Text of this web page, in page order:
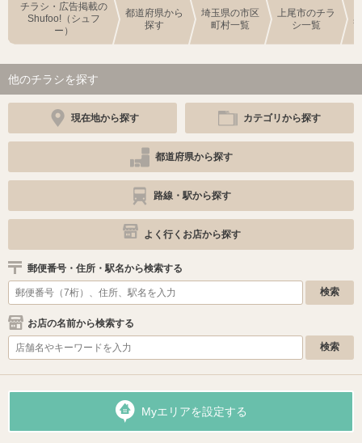
チラシ・広告掲載の
Shufoo!（シュフ
ー）
都道府県から
探す
埼玉県の市区
町村一覧
上尾市のチラ
シ一覧
他のチラシを探す
現在地から探す カテゴリから探す
都道府県から探す
路線・駅から探す
よく行くお店から探す
郵便番号・住所・駅名から検索する
お店の名前から検索する
Myエリアを設定する